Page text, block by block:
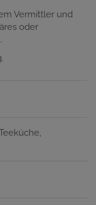
Vermittler und
oder